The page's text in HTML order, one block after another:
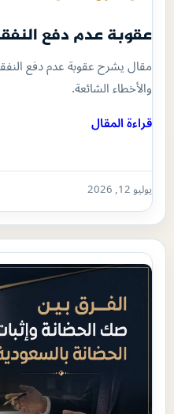
عقوبة عدم دفع
مقال يشرح عقوبة عدم دفع
والأخطاء الشائعة.
قراءة المقال
يوليو 12, 2026